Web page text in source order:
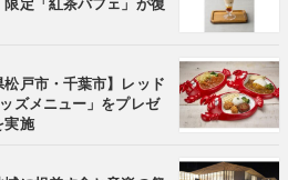
定「紅茶パフェ」が復
松戸市・千葉市】レッド
ズメニュー」をプレゼ
実施